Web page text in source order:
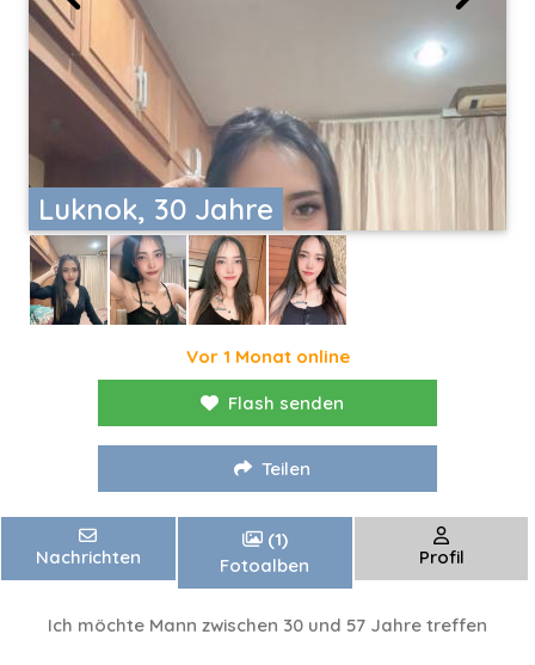
Luknok, 30 Jahre
Vor 1 Monat online
Flash senden
Teilen
Nachrichten
(1)
Fotoalben
Profil
Ich möchte Mann zwischen 30 und 57 Jahre treffen